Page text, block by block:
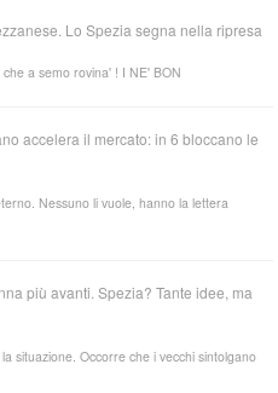
Lo Spezia segna nella ripresa
a semo rovina' ! I NE' BON
accelera il mercato: in 6 bloccano le
Nessuno li vuole, hanno la lettera
più avanti. Spezia? Tante idee, ma
situazione. Occorre che i vecchi sintolgano